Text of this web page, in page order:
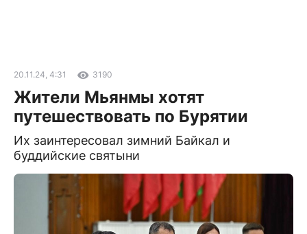
20.11.24, 4:31 3190
Жители Мьянмы хотят
путешествовать по Бурятии
Их заинтересовал зимний Байкал и
буддийские святыни